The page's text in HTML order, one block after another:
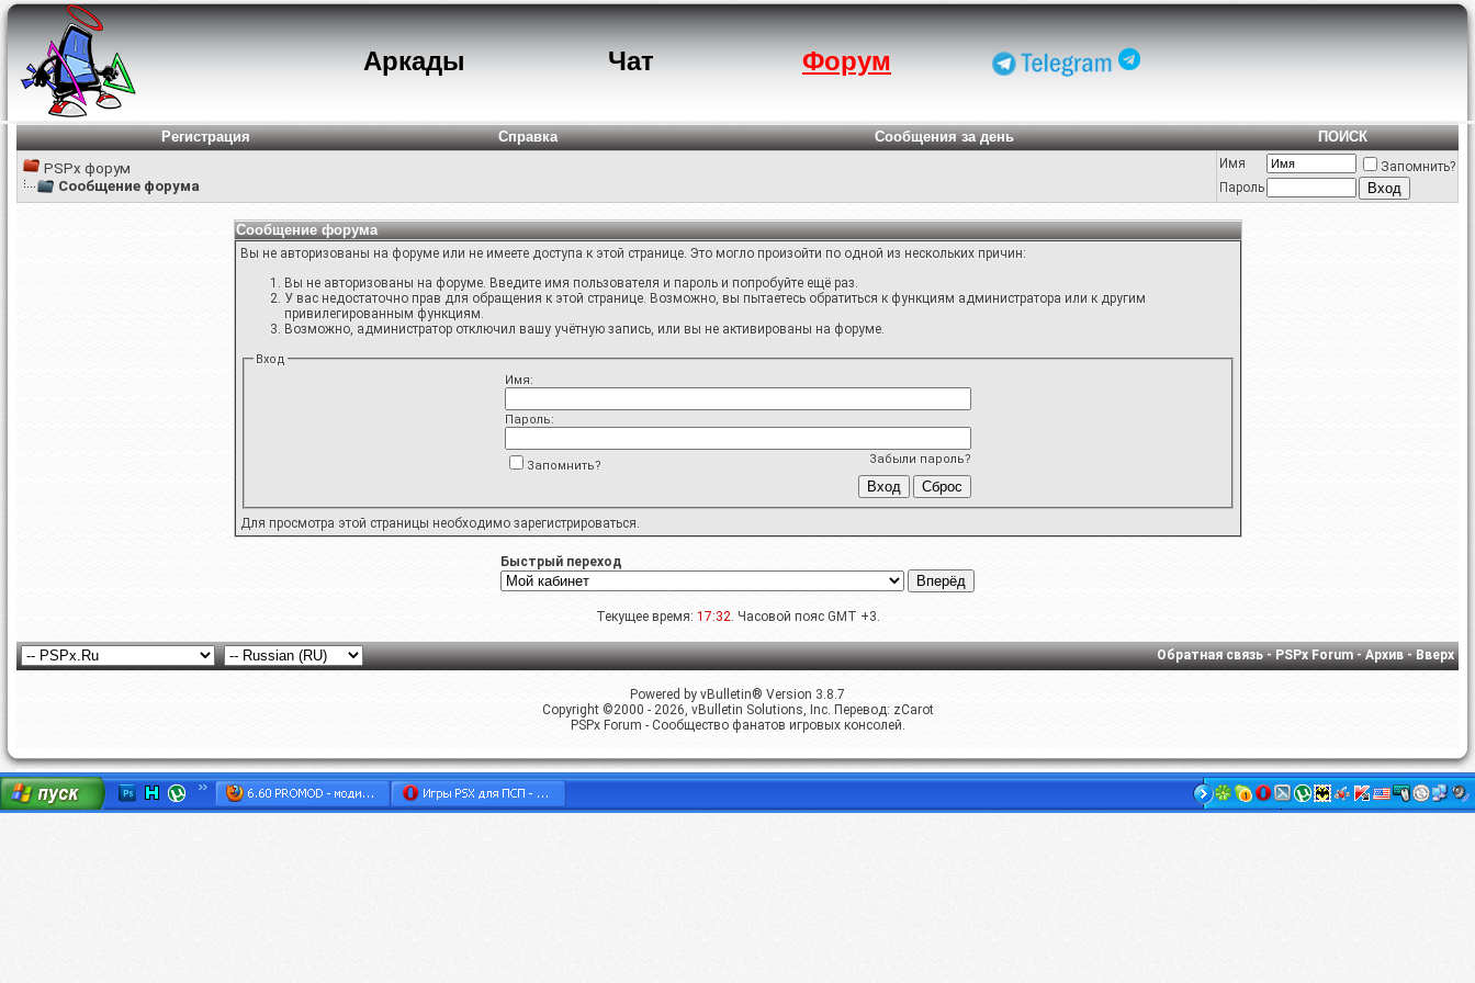
Аркады Чат Форум
Регистрация Справка Сообщения за день
ПОИСК
PSPx форум
Сообщение форума
Имя
Запомнить?
Пароль
Сообщение форума
Вы не авторизованы на форуме или не имеете доступа к этой странице. Это могло произойти по одной из нескольких причин:
Вы не авторизованы на форуме. Введите имя пользователя и пароль и попробуйте ещё раз.
У вас недостаточно прав для обращения к этой странице. Возможно, вы пытаетесь обратиться к функциям администратора или к другим
привилегированным функциям.
Возможно, администратор отключил вашу учётную запись, или вы не активированы на форуме.
Вход
Имя:
Пароль:
Забыли пароль?
Запомнить?
Для просмотра этой страницы необходимо зарегистрироваться.
Быстрый переход
Текущее время: 17:32. Часовой пояс GMT +3.
Обратная связь-PSPx Forum-Архив-Вверх
Powered by vBulletin® Version 3.8.7
Copyright ©2000 - 2026, vBulletin Solutions, Inc. Перевод: zCarot
PSPx Forum - Сообщество фанатов игровых консолей.